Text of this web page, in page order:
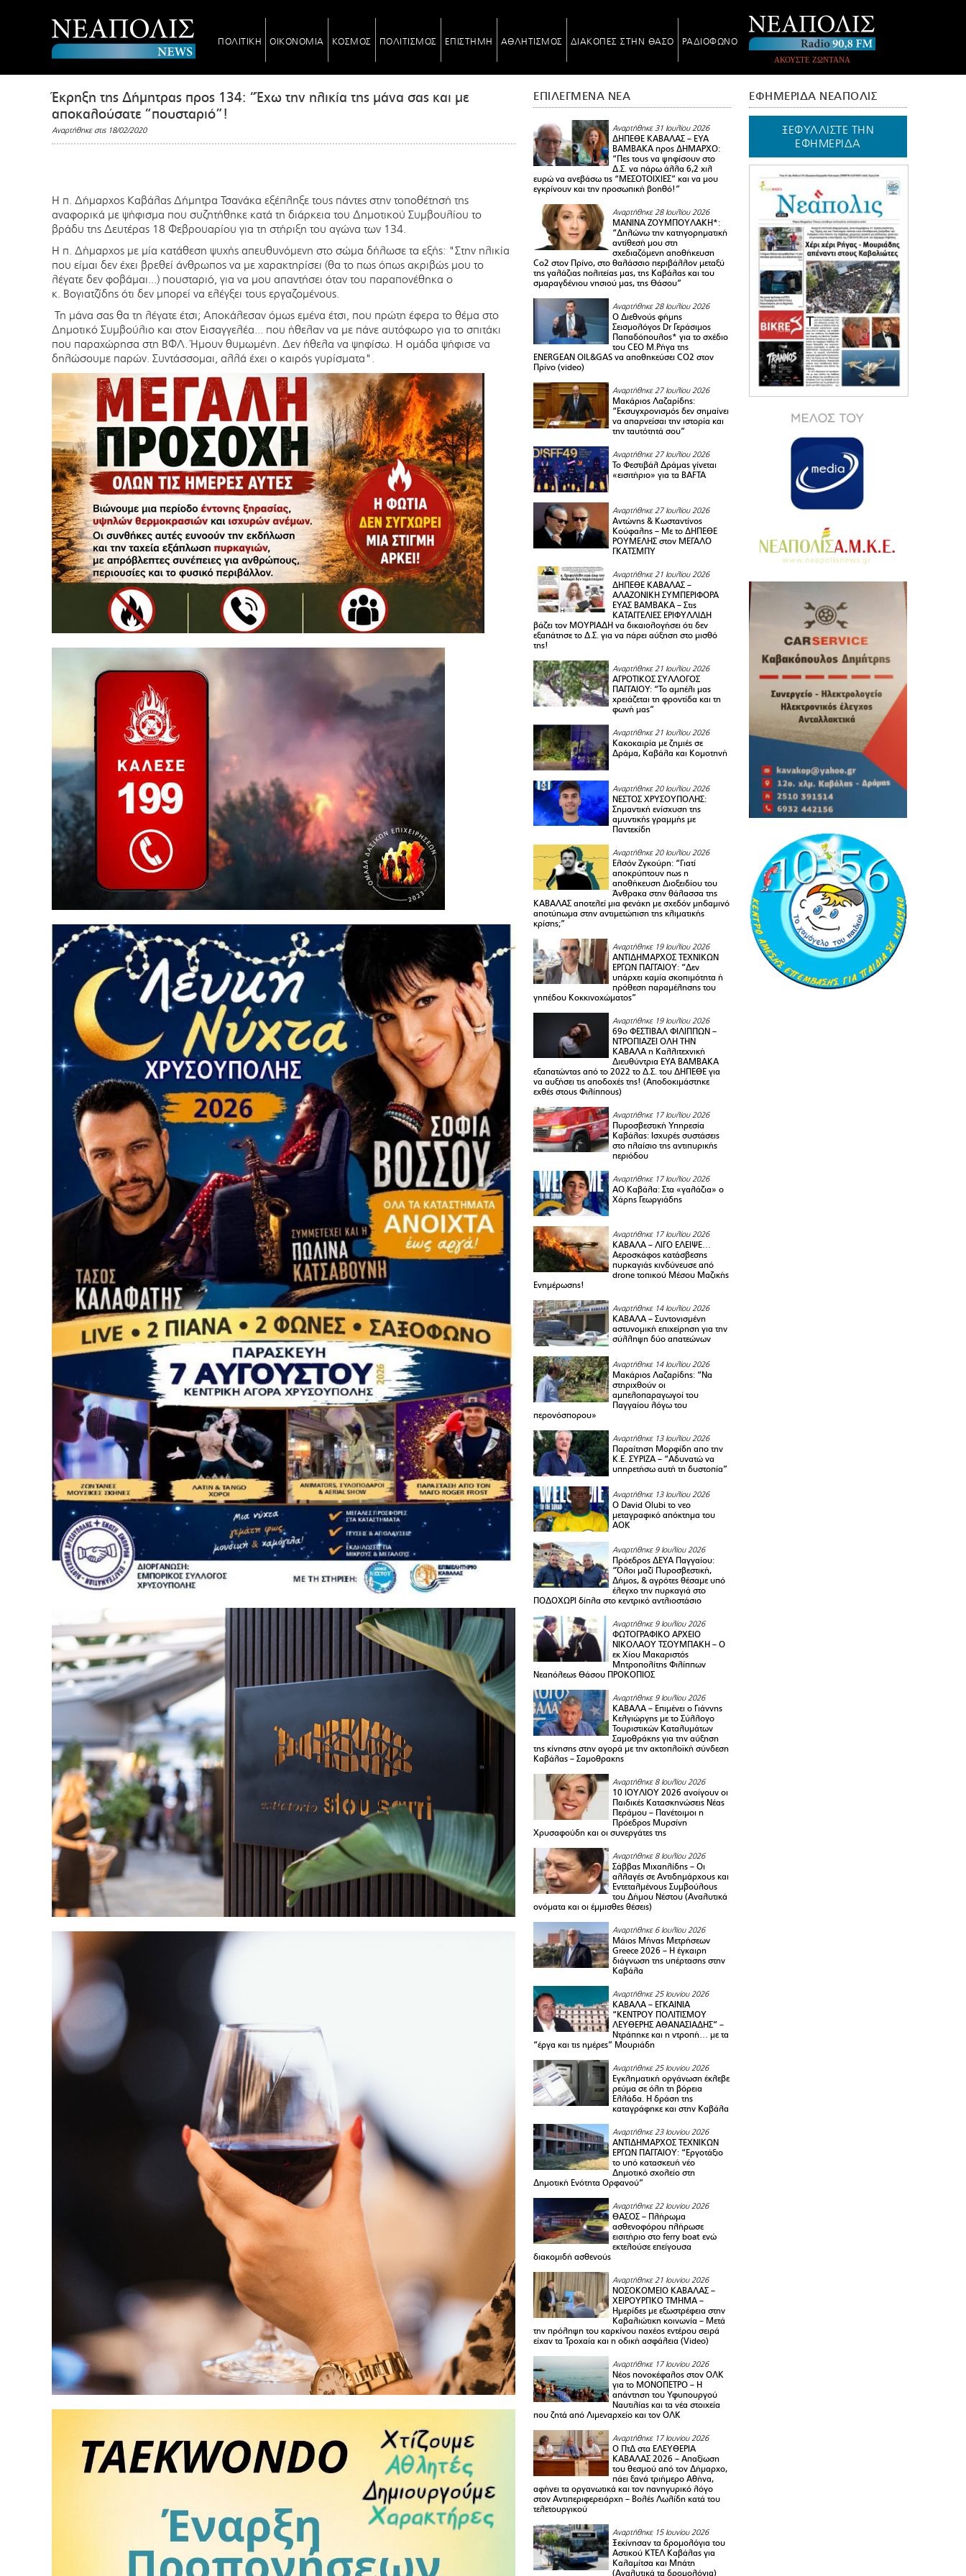
ΠΟΛΙΤΙΚΗ ΟΙΚΟΝΟΜΙΑ ΚΟΣΜΟΣ ΠΟΛΙΤΙΣΜΟΣ ΕΠΙΣΤΗΜΗ ΑΘΛΗΤΙΣΜΟΣ ΔΙΑΚΟΠΕΣ ΣΤΗΝ ΘΑΣΟ ΡΑΔΙΟΦΩΝΟ
ΑΚΟΥΣΤΕ ΖΩΝΤΑΝΑ
Έκρηξη της Δήμητρας προς 134: “Έχω την ηλικία της μάνα σας και με
αποκαλούσατε “πουσταριό”!
Αναρτήθηκε στις 18/02/2020
Η π. Δήμαρχος Καβάλας Δήμητρα Τσανάκα εξέπληξε τους πάντες στην τοποθέτησή της
αναφορικά με ψήφισμα που συζητήθηκε κατά τη διάρκεια του Δημοτικού Συμβουλίου το
βράδυ της Δευτέρας 18 Φεβρουαρίου για τη στήριξη του αγώνα των 134.
Η π. Δήμαρχος με μία κατάθεση ψυχής απευθυνόμενη στο σώμα δήλωσε τα εξής: "Στην ηλικία
που είμαι δεν έχει βρεθεί άνθρωπος να με χαρακτηρίσει (θα το πως όπως ακριβώς μου το
λέγατε δεν φοβάμαι...) πουσταριό, για να μου απαντήσει όταν του παραπονέθηκα ο
κ. Βογιατζίδης ότι δεν μπορεί να ελέγξει τους εργαζομένους.
Τη μάνα σας θα τη λέγατε έτσι; Αποκάλεσαν όμως εμένα έτσι, που πρώτη έφερα το θέμα στο
Δημοτικό Συμβούλιο και στον Εισαγγελέα... που ήθελαν να με πάνε αυτόφωρο για το σπιτάκι
που παραχώρησα στη ΒΦΛ. Ήμουν θυμωμένη. Δεν ήθελα να ψηφίσω. Η ομάδα ψήφισε να
δηλώσουμε παρών. Συντάσσομαι, αλλά έχει ο καιρός γυρίσματα".
ΕΠΙΛΕΓΜΕΝΑ ΝΕΑ
Αναρτήθηκε 31 Ιουλίου 2026
ΔΗΠΕΘΕ ΚΑΒΑΛΑΣ – ΕΥΑ
ΒΑΜΒΑΚΑ προς ΔΗΜΑΡΧΟ:
“Πες τους να ψηφίσουν στο
Δ.Σ. να πάρω άλλα 6,2 χιλ
ευρώ να ανεβάσω τις “ΜΕΣΟΤΟΙΧΙΕΣ” και να μου
εγκρίνουν και την προσωπική βοηθό!”
Αναρτήθηκε 28 Ιουλίου 2026
ΜΑΝΙΝΑ ΖΟΥΜΠΟΥΛΑΚΗ*:
“Δηλώνω την κατηγορηματική
αντίθεσή μου στη
σχεδιαζόμενη αποθήκευση
Co2 στον Πρίνο, στο θαλάσσιο περιβάλλον μεταξύ
της γαλάζιας πολιτείας μας, της Καβάλας και του
σμαραγδένιου νησιού μας, της Θάσου”
Αναρτήθηκε 28 Ιουλίου 2026
Ο Διεθνούς φήμης
Σεισμολόγος Dr Γεράσιμος
Παπαδόπουλος* για το σχέδιο
του CEO M.Ρήγα της
ENERGEAN OIL&GAS να αποθηκεύσει CO2 στον
Πρίνο (video)
Αναρτήθηκε 27 Ιουλίου 2026
Μακάριος Λαζαρίδης:
“Εκσυγχρονισμός δεν σημαίνει
να απαρνείσαι την ιστορία και
την ταυτότητά σου”
Αναρτήθηκε 27 Ιουλίου 2026
Το Φεστιβάλ Δράμας γίνεται
«εισιτήριο» για τα BAFTA
Αναρτήθηκε 27 Ιουλίου 2026
Αντώνης & Κωσταντίνος
Κούφαλης – Με το ΔΗΠΕΘΕ
ΡΟΥΜΕΛΗΣ στον ΜΕΓΑΛΟ
ΓΚΑΤΣΜΠΥ
Αναρτήθηκε 21 Ιουλίου 2026
ΔΗΠΕΘΕ ΚΑΒΑΛΑΣ –
ΑΛΑΖΟΝΙΚΗ ΣΥΜΠΕΡΙΦΟΡΑ
ΕΥΑΣ ΒΑΜΒΑΚΑ – Στις
ΚΑΤΑΓΓΕΛΙΕΣ ΕΡΙΦΥΛΛΙΔΗ
βάζει τον ΜΟΥΡΙΑΔΗ να δικαιολογήσει ότι δεν
εξαπάτησε το Δ.Σ. για να πάρει αύξηση στο μισθό
της!
Αναρτήθηκε 21 Ιουλίου 2026
ΑΓΡΟΤΙΚΟΣ ΣΥΛΛΟΓΟΣ
ΠΑΓΓΑΙΟY: “Το αμπέλι μας
χρειάζεται τη φροντίδα και τη
φωνή μας”
Αναρτήθηκε 21 Ιουλίου 2026
Κακοκαιρία με ζημιές σε
Δράμα, Καβάλα και Κομοτηνή
Αναρτήθηκε 20 Ιουλίου 2026
ΝΕΣΤΟΣ ΧΡΥΣΟΥΠΟΛΗΣ:
Σημαντική ενίσχυση της
αμυντικής γραμμής με
Παντεκίδη
Αναρτήθηκε 20 Ιουλίου 2026
Ελσόν Ζγκούρη: “Γιατί
αποκρύπτουν πως η
αποθήκευση Διοξειδίου του
Άνθρακα στην θάλασσα της
ΚΑΒΑΛΑΣ αποτελεί μια φενάκη με σχεδόν μηδαμινό
αποτύπωμα στην αντιμετώπιση της κλιματικής
κρίσης;”
Αναρτήθηκε 19 Ιουλίου 2026
ΑΝΤΙΔΗΜΑΡΧΟΣ ΤΕΧΝΙΚΩΝ
ΕΡΓΩΝ ΠΑΓΓΑΙΟΥ: “Δεν
υπάρχει καμία σκοπιμότητα ή
πρόθεση παραμέλησης του
γηπέδου Κοκκινοχώματος”
Αναρτήθηκε 19 Ιουλίου 2026
69ο ΦΕΣΤΙΒΑΛ ΦΙΛΙΠΠΩΝ –
ΝΤΡΟΠΙΑΖΕΙ ΟΛΗ ΤΗΝ
ΚΑΒΑΛΑ η Καλλιτεχνική
Διευθύντρια ΕΥΑ ΒΑΜΒΑΚΑ
εξαπατώντας από το 2022 το Δ.Σ. του ΔΗΠΕΘΕ για
να αυξήσει τις αποδοχές της! (Αποδοκιμάστηκε
εχθές στους Φιλίππους)
Αναρτήθηκε 17 Ιουλίου 2026
Πυροσβεστική Υπηρεσία
Καβάλας: Ισχυρές συστάσεις
στο πλαίσιο της αντιπυρικής
περιόδου
Αναρτήθηκε 17 Ιουλίου 2026
ΑΟ Καβάλα: Στα «γαλάζια» ο
Χάρης Γεωργιάδης
Αναρτήθηκε 17 Ιουλίου 2026
ΚΑΒΑΛΑ – ΛΙΓΟ ΕΛΕΙΨΕ…
Αεροσκάφος κατάσβεσης
πυρκαγιάς κινδύνευσε από
drone τοπικού Μέσου Μαζικής
Ενημέρωσης!
Αναρτήθηκε 14 Ιουλίου 2026
ΚΑΒΑΛΑ – Συντονισμένη
αστυνομική επιχείρηση για την
σύλληψη δύο απατεώνων
Αναρτήθηκε 14 Ιουλίου 2026
Μακάριος Λαζαρίδης: “Να
στηριχθούν οι
αμπελοπαραγωγοί του
Παγγαίου λόγω του
περονόσπορου»
Αναρτήθηκε 13 Ιουλίου 2026
Παραίτηση Μορφίδη απο την
Κ.Ε. ΣΥΡΙΖΑ – “Αδυνατώ να
υπηρετήσω αυτή τη δυστοπία”
Αναρτήθηκε 13 Ιουλίου 2026
Ο David Olubi το νεο
μεταγραφικό απόκτημα του
ΑΟΚ
Αναρτήθηκε 9 Ιουλίου 2026
Πρόεδρος ΔΕΥΑ Παγγαίου:
“Όλοι μαζί Πυροσβεστική,
Δήμος, & αγρότες θέσαμε υπό
έλεγχο την πυρκαγιά στο
ΠΟΔΟΧΩΡΙ δίπλα στο κεντρικό αντλιοστάσιο
Αναρτήθηκε 9 Ιουλίου 2026
ΦΩΤΟΓΡΑΦΙΚΟ ΑΡΧΕΙΟ
ΝΙΚΟΛΑΟΥ ΤΣΟΥΜΠΑΚΗ – Ο
εκ Χίου Μακαριστός
Μητροπολίτης Φιλίππων
Νεαπόλεως Θάσου ΠΡΟΚΟΠΙΟΣ
Αναρτήθηκε 9 Ιουλίου 2026
ΚΑΒΑΛΑ – Επιμένει ο Γιάννης
Κελγιώργης με το Σύλλογο
Τουριστικών Καταλυμάτων
Σαμοθράκης για την αύξηση
της κίνησης στην αγορά με την ακτοπλοϊκή σύνδεση
Καβάλας – Σαμοθρακης
Αναρτήθηκε 8 Ιουλίου 2026
10 ΙΟΥΛΙΟΥ 2026 ανοίγουν οι
Παιδικές Κατασκηνώσεις Νέας
Περάμου – Πανέτοιμοι η
Πρόεδρος Μυρσίνη
Χρυσαφούδη και οι συνεργάτες της
Αναρτήθηκε 8 Ιουλίου 2026
Σάββας Μιχαηλίδης – Οι
αλλαγές σε Αντιδημάρχους και
Εντεταλμένους Συμβούλους
του Δήμου Νέστου (Αναλυτικά
ονόματα και οι έμμισθες θέσεις)
Αναρτήθηκε 6 Ιουλίου 2026
Μάιος Μήνας Μετρήσεων
Greece 2026 – H έγκαιρη
διάγνωση της υπέρτασης στην
Καβάλα
Αναρτήθηκε 25 Ιουνίου 2026
ΚΑΒΑΛΑ – ΕΓΚΑΙΝΙΑ
“ΚΕΝΤΡΟΥ ΠΟΛΙΤΙΣΜΟΥ
ΛΕΥΘΕΡΗΣ ΑΘΑΝΑΣΙΑΔΗΣ” –
Ντράπηκε και η ντροπή… με τα
“έργα και τις ημέρες” Μουριάδη
Αναρτήθηκε 25 Ιουνίου 2026
Εγκληματική οργάνωση έκλεβε
ρεύμα σε όλη τη βόρεια
Ελλάδα. Η δράση της
καταγράφηκε και στην Καβάλα
Αναρτήθηκε 23 Ιουνίου 2026
ΑΝΤΙΔΗΜΑΡΧΟΣ ΤΕΧΝΙΚΩΝ
ΕΡΓΩΝ ΠΑΓΓΑΙΟΥ: “Εργοτάξιο
το υπό κατασκευή νέο
Δημοτικό σχολείο στη
Δημοτική Ενότητα Ορφανού”
Αναρτήθηκε 22 Ιουνίου 2026
ΘΑΣΟΣ – Πλήρωμα
ασθενοφόρου πλήρωσε
εισιτήριο στο ferry boat ενώ
εκτελούσε επείγουσα
διακομιδή ασθενούς
Αναρτήθηκε 21 Ιουνίου 2026
ΝΟΣΟΚΟΜΕΙΟ ΚΑΒΑΛΑΣ –
ΧΕΙΡΟΥΡΓΙΚΟ ΤΜΗΜΑ –
Ημερίδες με εξωστρέφεια στην
Καβαλιώτικη κοινωνία – Μετά
την πρόληψη του καρκίνου παχέος εντέρου σειρά
είχαν τα Τροχαία και η οδική ασφάλεια (Video)
Αναρτήθηκε 17 Ιουνίου 2026
Νέος πονοκέφαλος στον ΟΛΚ
για το ΜΟΝΟΠΕΤΡΟ – Η
απάντηση του Υφυπουργού
Ναυτιλίας και τα νέα στοιχεία
που ζητά από Λιμεναρχείο και τον ΟΛΚ
Αναρτήθηκε 17 Ιουνίου 2026
Ο ΠτΔ στα ΕΛΕΥΘΕΡΙΑ
ΚΑΒΑΛΑΣ 2026 – Απαξίωση
του θεσμού από τον Δήμαρχο,
πάει ξανά τριήμερο Αθήνα,
αφήνει τα οργανωτικά και τον πανηγυρικό λόγο
στον Αντιπεριφερειάρχη – Βολές Λωλίδη κατά του
τελετουργικού
Αναρτήθηκε 15 Ιουνίου 2026
Ξεκίνησαν τα δρομολόγια του
Αστικού ΚΤΕΛ Καβάλας για
Καλαμίτσα και Μπάτη
(Αναλυτικά τα δρομολόγια)
ΕΦΗΜΕΡΙΔΑ ΝΕΑΠΟΛΙΣ
ΞΕΦΥΛΛΙΣΤΕ ΤΗΝ
ΕΦΗΜΕΡΙΔΑ